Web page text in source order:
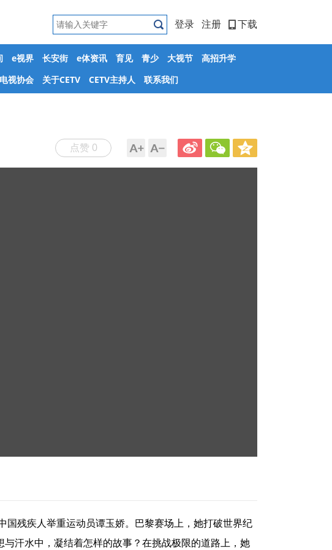
登录 注册 下载
e视界 长安街 e体资讯 育见 青少 大视节
高招升学
视协会 关于CETV CETV主持人 联系我们
点赞 0
国残疾人举重运动员谭玉娇。巴黎赛场上，她打破世界纪
汗水中，凝结着怎样的故事？在挑战极限的道路上，她